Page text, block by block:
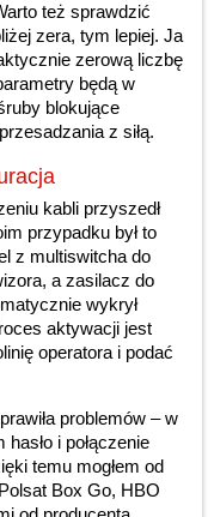
też sprawdzić
zera, tym lepiej. Ja
zerową liczbę
będą w
blokujące
z siłą.
kabli przyszedł
przypadku był to
z multiswitcha do
a zasilacz do
wykrył
aktywacji jest
operatora i podać
problemów – w
i połączenie
temu mogłem od
Box Go, HBO